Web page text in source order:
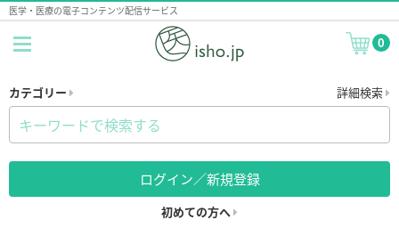
医学・医療の電子コンテンツ配信サービス
0
カテゴリー 詳細検索
ログイン／新規登録
初めての方へ